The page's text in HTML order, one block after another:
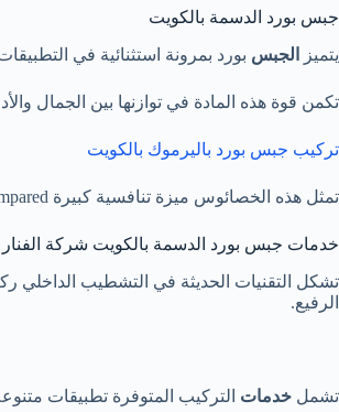
جبس بورد الدسمة بالكويت
يتميز
الجبس بورد بمرونة استثنائية في
تكمن قوة هذه المادة في توازنها بين الجمال
تركيب جبس بورد باليرموك بالكويت
تمثل هذه الخصائوس ميزة تنافسية كبيرة compared بالطرق التقليدية. تمنحك حرية
خدمات جبس بورد الدسمة بالكويت شركة الفنار
تشكل التقنيات الحديثة في التشطيب الداخلي
الرفيع.
تشمل خدمات التركيب المتوفرة تطبيقات